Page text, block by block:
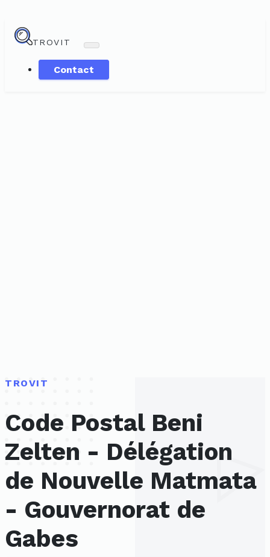
TROVIT
Contact
TROVIT
Code Postal Beni
Zelten - Délégation
de Nouvelle Matmata
- Gouvernorat de
Gabes